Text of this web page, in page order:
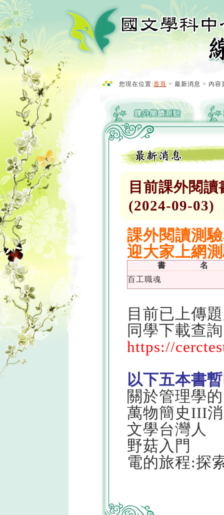
您現在位置:首頁 > 最新消息 > 內容
目前課外閱
(2024-09-03)
課外閱讀測
迎大家上網
書 名
百工職魂
目前已上傳
同學下載查
https://
以下五本書
關於管理學
萬物簡史III
文學台灣人
野菇入門
電的旅程:探